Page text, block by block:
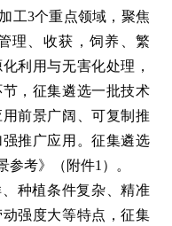
工3个重点领域，聚焦
理、收获，饲养、繁
利用与无害化处理，
，征集遴选一批技术
前景广阔、可复制推
推广应用。征集遴选
考》（附件1）。
、种植条件复杂、精准
强度大等特点，征集